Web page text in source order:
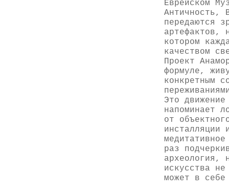
Еврейском
Античность,
передаются
артефактов,
котором
качеством
Проект
формуле,
конкретным
Это
напоминает
от
инсталляции
раз
археология,
искусства
может в себе